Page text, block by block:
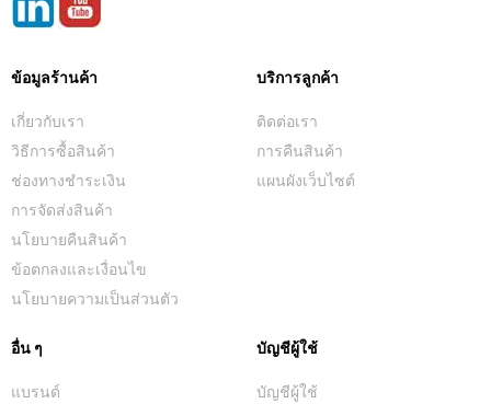
ข้อมูลร้านค้า
เกี่ยวกับเรา
วิธีการซื้อสินค้า
ช่องทางชำระเงิน
การจัดส่งสินค้า
นโยบายคืนสินค้า
ข้อตกลงและเงื่อนไข
นโยบายความเป็นส่วนตัว
บริการลูกค้า
ติดต่อเรา
การคืนสินค้า
แผนผังเว็บไซต์
อื่น ๆ
แบรนด์
บัญชีผู้ใช้
บัญชีผู้ใช้